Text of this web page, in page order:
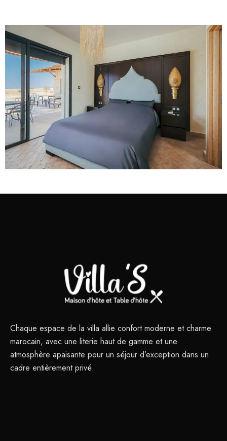
Chaque espace de la villa allie confort moderne et charme
marocain, avec une literie haut de gamme et une
atmosphère apaisante pour un séjour d’exception dans un
cadre entièrement privé.